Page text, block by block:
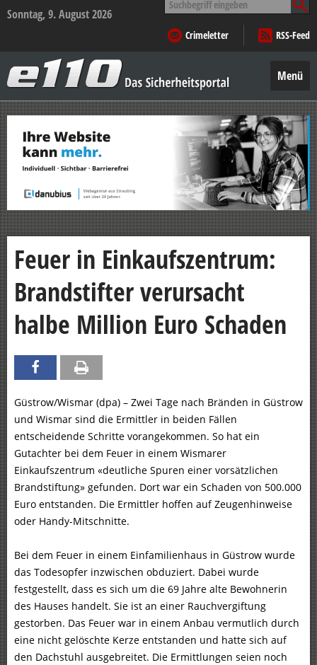
Sonntag, 9. August 2026
nach:
Crimeletter
RSS-Feed
–
Das
Sicherheitsportal
Menü
Zum
Inhalt
springen
Feuer in Einkaufszentrum:
Brandstifter verursacht
halbe Million Euro Schaden
Güstrow/Wismar (dpa) – Zwei Tage nach Bränden in Güstrow
und Wismar sind die Ermittler in beiden Fällen
entscheidende Schritte vorangekommen. So hat ein
Gutachter bei dem Feuer in einem Wismarer
Einkaufszentrum «deutliche Spuren einer vorsätzlichen
Brandstiftung» gefunden. Dort war ein Schaden von 500.000
Euro entstanden. Die Ermittler hoffen auf Zeugenhinweise
oder Handy-Mitschnitte.
Bei dem Feuer in einem Einfamilienhaus in Güstrow wurde
das Todesopfer inzwischen obduziert. Dabei wurde
festgestellt, dass es sich um die 69 Jahre alte Bewohnerin
des Hauses handelt. Sie ist an einer Rauchvergiftung
gestorben. Das Feuer war in einem Anbau vermutlich durch
eine nicht gelöschte Kerze entstanden und hatte sich auf
den Dachstuhl ausgebreitet. Die Ermittlungen seien noch